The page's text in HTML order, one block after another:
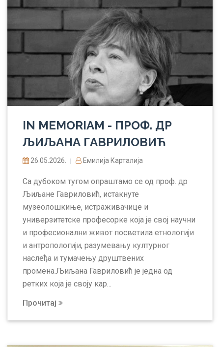
IN MEMORIAM - ПРОФ. ДР
ЉИЉАНА ГАВРИЛОВИЋ
26.05.2026. | Емилија Карталија
Са дубоком тугом опраштамо се од проф. др
Љиљане Гавриловић, истакнуте
музеолошкиње, истраживачице и
универзитетске професорке која је свој научни
и професионални живот посветила етнологији
и антропологији, разумевању културног
наслеђа и тумачењу друштвених
промена.Љиљана Гавриловић је једна од
ретких која је своју кар...
Прочитај